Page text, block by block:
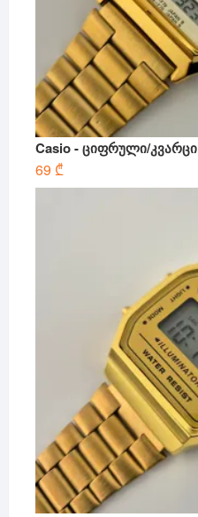
Casio - ციფრული/კვარცი
69 ₾